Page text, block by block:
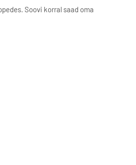
Soovi korral saad oma